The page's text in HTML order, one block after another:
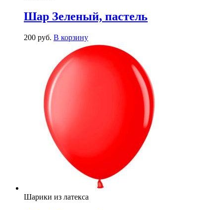
Шар Зеленый, пастель
200 руб. В корзину
Шарики из латекса